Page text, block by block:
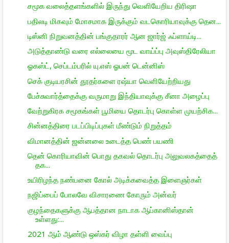
சமூக வலைத்தளங்களில் இருந்து வெளியேறிய திரிஷா
பதிலடி மிகவும் மோசமாக இருக்கும் வடகொரியாவுக்கு தென...
டிஸ்னி நிறுவனத்தின் பங்குதாரர் ஆன ஜார்ஜ் ஃப்ளாய்டி...
அடுத்தாண்டு வரை எல்லையை மூட வாய்ப்பு அவுஸ்திரேலியா
ஓகஸ்ட், செப்டம்பரில் யு.எஸ் ஓபன் டென்னிஸ்
செக் குடியரசின் தூதர்களை ரஷ்யா வெளியேற்றியது
பேச்சுவார்த்தைக்கு வருமாறு இந்தியாவுக்கு சீனா அழைப்பு
வேற்றுகிரக சமூகங்கள் பூமியை தொடர்பு கொள்ள முயற்சிக...
சின்னத்திரை படப்பிடிப்புகள் மீண்டும் நிறுத்தம்
விமானத்தின் ஜன்னலை உடைத்த பெண் பயணி
தென் கொரியாவின் பொது தகவல் தொடர்பு அலுவலகத்தைத்
தக...
உயிரிழந்த நண்பனை கோல் அடிக்கவைத்த இளைஞர்கள்
நஜிப்பைப் போலவே விசாரணை கோரும் அன்வர்
குழந்தைகளுக்கு ஆபத்தான நாடாக ஆப்கானிஸ்தான்
உள்ளது:...
2021 ஆம் ஆண்டு ஒஸ்கர் விழா தள்ளி வைப்பு